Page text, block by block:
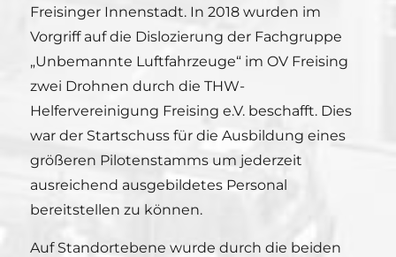
Freisinger Innenstadt. In 2018 wurden im
Vorgriff auf die Dislozierung der Fachgruppe
„Unbemannte Luftfahrzeuge“ im OV Freising
zwei Drohnen durch die THW-
Helfervereinigung Freising e.V. beschafft. Dies
war der Startschuss für die Ausbildung eines
größeren Pilotenstamms um jederzeit
ausreichend ausgebildetes Personal
bereitstellen zu können.
Auf Standortebene wurde durch die beiden